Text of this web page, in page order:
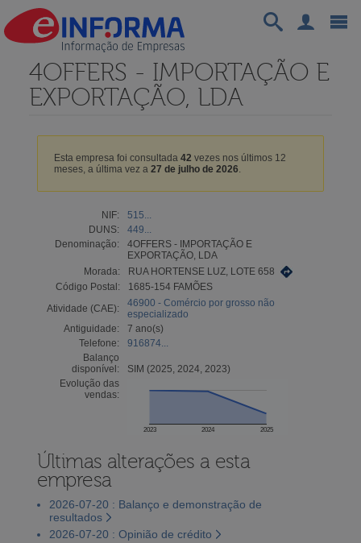
4OFFERS - IMPORTAÇÃO E
EXPORTAÇÃO, LDA
Esta empresa foi consultada 42 vezes nos últimos 12
meses, a última vez a 27 de julho de 2026.
NIF:
515...
DUNS:
449...
Denominação:
4OFFERS - IMPORTAÇÃO E
EXPORTAÇÃO, LDA
Morada:
RUA HORTENSE LUZ, LOTE 658
Código Postal:
1685-154 FAMÕES
Atividade (CAE):
46900 - Comércio por grosso não
especializado
Antiguidade:
7 ano(s)
Telefone:
916874...
Balanço
disponível:
SIM (2025, 2024, 2023)
Evolução das
vendas:
2023 2024 2025
Últimas alterações a esta
empresa
2026-07-20 : Balanço e demonstração de
resultados
2026-07-20 : Opinião de crédito